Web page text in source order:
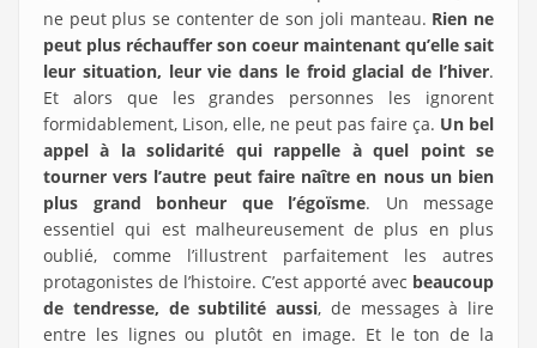
ne peut plus se contenter de son joli manteau. Rien ne
peut plus réchauffer son coeur maintenant qu’elle sait
leur situation, leur vie dans le froid glacial de l’hiver.
Et alors que les grandes personnes les ignorent
formidablement, Lison, elle, ne peut pas faire ça. Un bel
appel à la solidarité qui rappelle à quel point se
tourner vers l’autre peut faire naître en nous un bien
plus grand bonheur que l’égoïsme. Un message
essentiel qui est malheureusement de plus en plus
oublié, comme l’illustrent parfaitement les autres
protagonistes de l’histoire. C’est apporté avec beaucoup
de tendresse, de subtilité aussi, de messages à lire
entre les lignes ou plutôt en image. Et le ton de la